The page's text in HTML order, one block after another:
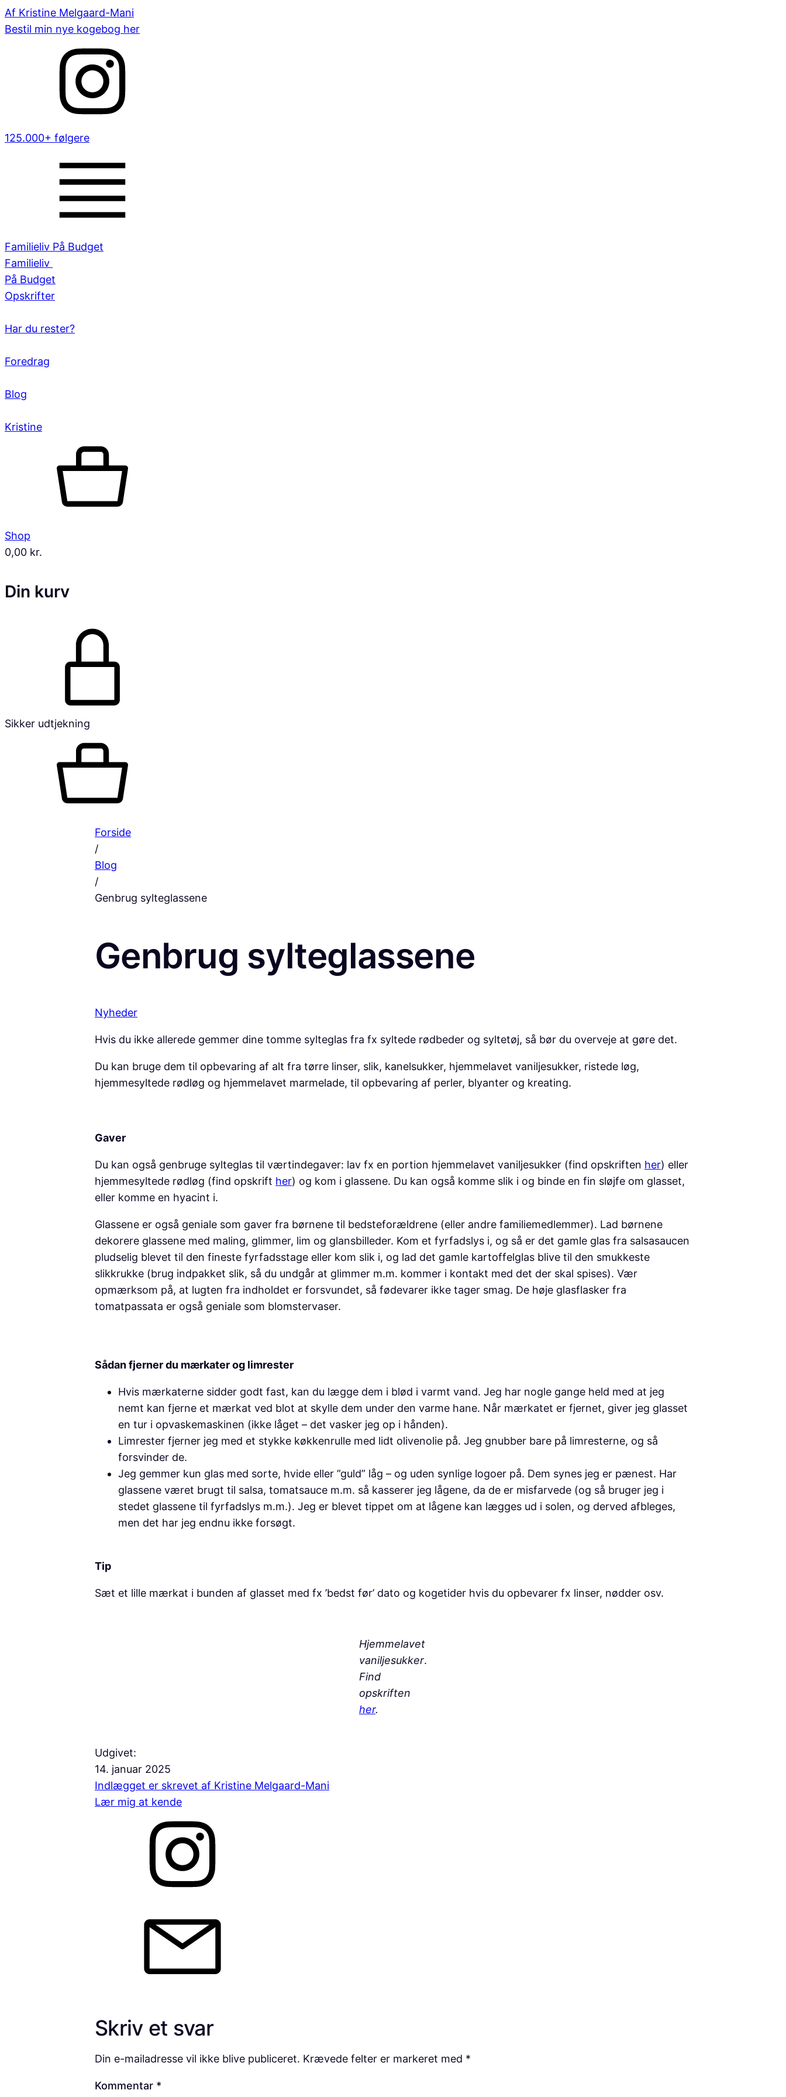
Af Kristine Melgaard-Mani
Bestil min nye kogebog her
125.000+ følgere
Familieliv På Budget
Familieliv
På Budget
Opskrifter
Har du rester?
Foredrag
Blog
Kristine
Shop
0,00 kr.
Din kurv
Sikker udtjekning
Forside
/
Blog
/
Genbrug sylteglassene
Genbrug sylteglassene
Nyheder
Hvis du ikke allerede gemmer dine tomme sylteglas fra fx syltede rødbeder og syltetøj, så bør du overveje at gøre det.
Du kan bruge dem til opbevaring af alt fra tørre linser, slik, kanelsukker, hjemmelavet vaniljesukker, ristede løg,
hjemmesyltede rødløg og hjemmelavet marmelade, til opbevaring af perler, blyanter og kreating.
Gaver
Du kan også genbruge sylteglas til værtindegaver: lav fx en portion hjemmelavet vaniljesukker (find opskriften her) eller
hjemmesyltede rødløg (find opskrift her) og kom i glassene. Du kan også komme slik i og binde en fin sløjfe om glasset,
eller komme en hyacint i.
Glassene er også geniale som gaver fra børnene til bedsteforældrene (eller andre familiemedlemmer). Lad børnene
dekorere glassene med maling, glimmer, lim og glansbilleder. Kom et fyrfadslys i, og så er det gamle glas fra salsasaucen
pludselig blevet til den fineste fyrfadsstage eller kom slik i, og lad det gamle kartoffelglas blive til den smukkeste
slikkrukke (brug indpakket slik, så du undgår at glimmer m.m. kommer i kontakt med det der skal spises). Vær
opmærksom på, at lugten fra indholdet er forsvundet, så fødevarer ikke tager smag. De høje glasflasker fra
tomatpassata er også geniale som blomstervaser.
Sådan fjerner du mærkater og limrester
Hvis mærkaterne sidder godt fast, kan du lægge dem i blød i varmt vand. Jeg har nogle gange held med at jeg
nemt kan fjerne et mærkat ved blot at skylle dem under den varme hane. Når mærkatet er fjernet, giver jeg glasset
en tur i opvaskemaskinen (ikke låget – det vasker jeg op i hånden).
Limrester fjerner jeg med et stykke køkkenrulle med lidt olivenolie på. Jeg gnubber bare på limresterne, og så
forsvinder de.
Jeg gemmer kun glas med sorte, hvide eller ”guld” låg – og uden synlige logoer på. Dem synes jeg er pænest. Har
glassene været brugt til salsa, tomatsauce m.m. så kasserer jeg lågene, da de er misfarvede (og så bruger jeg i
stedet glassene til fyrfadslys m.m.). Jeg er blevet tippet om at lågene kan lægges ud i solen, og derved afbleges,
men det har jeg endnu ikke forsøgt.
Tip
Sæt et lille mærkat i bunden af glasset med fx ’bedst før’ dato og kogetider hvis du opbevarer fx linser, nødder osv.
Hjemmelavet
vaniljesukker.
Find
opskriften
her.
Udgivet:
14. januar 2025
Indlægget er skrevet af Kristine Melgaard-Mani
Lær mig at kende
Skriv et svar
Din e-mailadresse vil ikke blive publiceret. Krævede felter er markeret med *
Kommentar *